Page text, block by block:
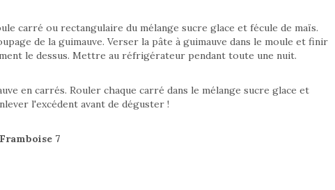
carré ou rectangulaire du mélange sucre glace et fécule de maïs.
de la guimauve. Verser la pâte à guimauve dans le moule et finir
le dessus. Mettre au réfrigérateur pendant toute une nuit.
en carrés. Rouler chaque carré dans le mélange sucre glace et
l'excédent avant de déguster !